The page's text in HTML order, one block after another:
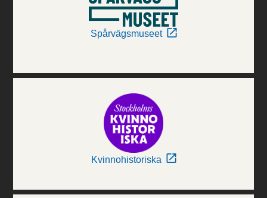
Spårvägsmuseet
Kvinnohistoriska